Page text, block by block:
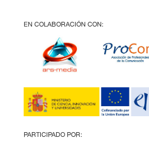
EN COLABORACIÓN CON:
PARTICIPADO POR: